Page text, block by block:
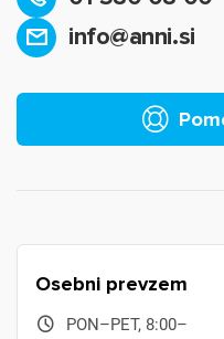
info@anni.si
Osebni prevzem
PON–PET, 8:00–